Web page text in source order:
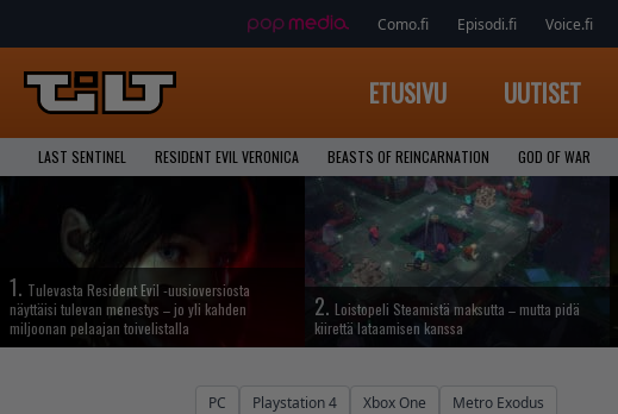
Como.fi Episodi.fi Voice.fi
ETUSIVU UUTISET
LAST SENTINEL RESIDENT EVIL VERONICA BEASTS OF REINCARNATION GOD OF WAR
1. Tulevasta Resident Evil -uusioversiosta
näyttäisi tulevan menestys – jo yli kahden
miljoonan pelaajan toivelistalla
2. Loistopeli Steamistä maksutta – mutta pidä
kiirettä lataamisen kanssa
PC Playstation 4 Xbox One Metro Exodus